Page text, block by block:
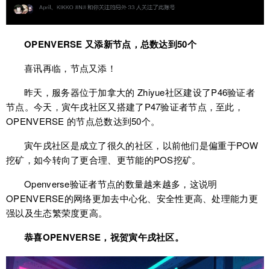
OPENVERSE 又添新节点，总数达到50个
喜讯再临，节点又添！
昨天，服务器位于加拿大的 Zhiyue社区建设了P46验证者
节点。今天，寅午戌社区又搭建了P47验证者节点，至此，
OPENVERSE 的节点总数达到50个。
寅午戌社区是成立了很久的社区，以前他们是偏重于POW
挖矿，如今转向了更合理、更节能的POS挖矿。
Openverse验证者节点的数量越来越多，这说明
OPENVERSE的网络更加去中心化、安全性更高、处理能力更
强以及生态繁荣度更高。
恭喜OPENVERSE，祝贺寅午戌社区。